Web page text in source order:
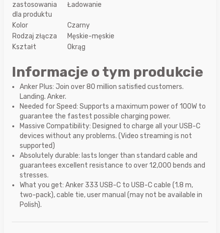
zastosowania
dla produktu
Ładowanie
Kolor
Czarny
Rodzaj złącza
Męskie-męskie
Kształt
Okrąg
Informacje o tym produkcie
Anker Plus: Join over 80 million satisfied customers.
Landing. Anker.
Needed for Speed: Supports a maximum power of 100W to
guarantee the fastest possible charging power.
Massive Compatibility: Designed to charge all your USB-C
devices without any problems. (Video streaming is not
supported)
Absolutely durable: lasts longer than standard cable and
guarantees excellent resistance to over 12,000 bends and
stresses.
What you get: Anker 333 USB-C to USB-C cable (1.8 m,
two-pack), cable tie, user manual (may not be available in
Polish).